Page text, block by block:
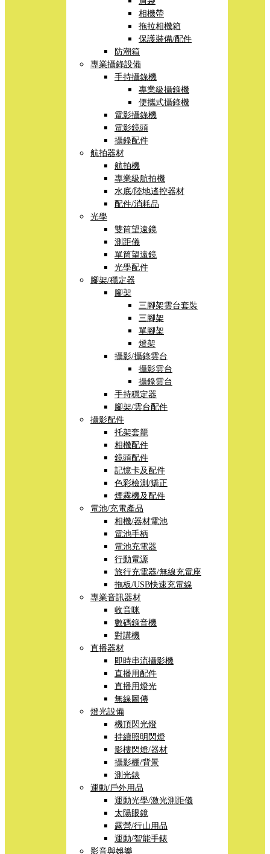
相機帶
拖拉相機箱
保護裝備/配件
防潮箱
專業攝錄設備
手持攝錄機
專業級攝錄機
便攜式攝錄機
電影攝錄機
電影鏡頭
攝錄配件
航拍器材
航拍機
專業級航拍機
水底/陸地遙控器材
配件/消耗品
光學
雙筒望遠鏡
測距儀
單筒望遠鏡
光學配件
腳架/穩定器
腳架
三腳架雲台套裝
三腳架
單腳架
燈架
攝影/攝錄雲台
攝影雲台
攝錄雲台
手持穩定器
腳架/雲台配件
攝影配件
托架套籠
相機配件
鏡頭配件
記憶卡及配件
色彩檢測/矯正
煙霧機及配件
電池/充電產品
相機/器材電池
電池手柄
電池充電器
行動電源
旅行充電器/無線充電座
拖板/USB快速充電線
專業音訊器材
收音咪
數碼錄音機
對講機
直播器材
即時串流攝影機
直播用配件
直播用燈光
無線圖傳
燈光設備
機頂閃光燈
持續照明閃燈
影樓閃燈/器材
攝影棚/背景
測光錶
運動/戶外用品
運動光學/激光測距儀
太陽眼鏡
露營/行山用品
運動/智能手錶
影音與娛樂